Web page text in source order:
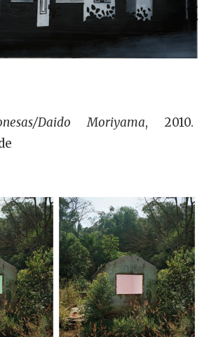
Daido Moriyama, 2010.